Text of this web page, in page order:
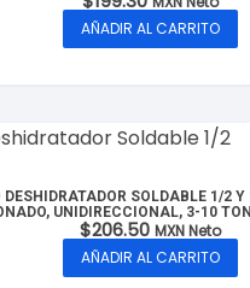
AÑADIR AL CARRITO
DESHIDRATADOR SOLDABLE 1/2
UNIDIRECCIONAL, 3-10
MODELO: CX-FDS1/2-10T
$206.50 MXN Neto
AÑADIR AL CARRITO